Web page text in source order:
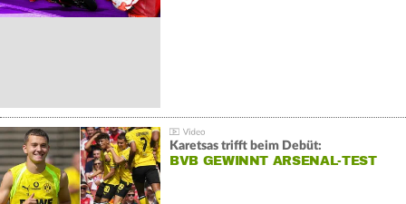
Karetsas trifft beim Debüt:
BVB GEWINNT ARSENAL-TEST